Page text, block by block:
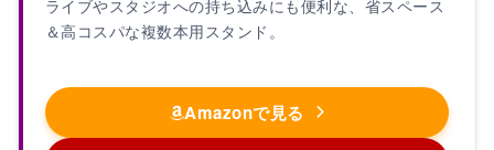
ライブやスタジオへの持ち込みにも便利な、省スペース
＆高コスパな複数本用スタンド。
Amazonで見る